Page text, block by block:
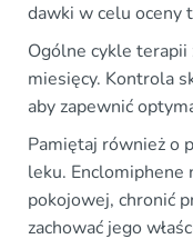
dawki w celu oceny
Ogólne cykle terapii
miesięcy. Kontrola
aby zapewnić
Pamiętaj również o
leku. Enclomiphene
pokojowej, chronić
zachować jego